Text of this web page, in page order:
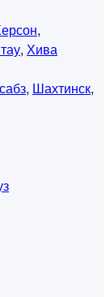
,
, Хива
, Шахтинск,